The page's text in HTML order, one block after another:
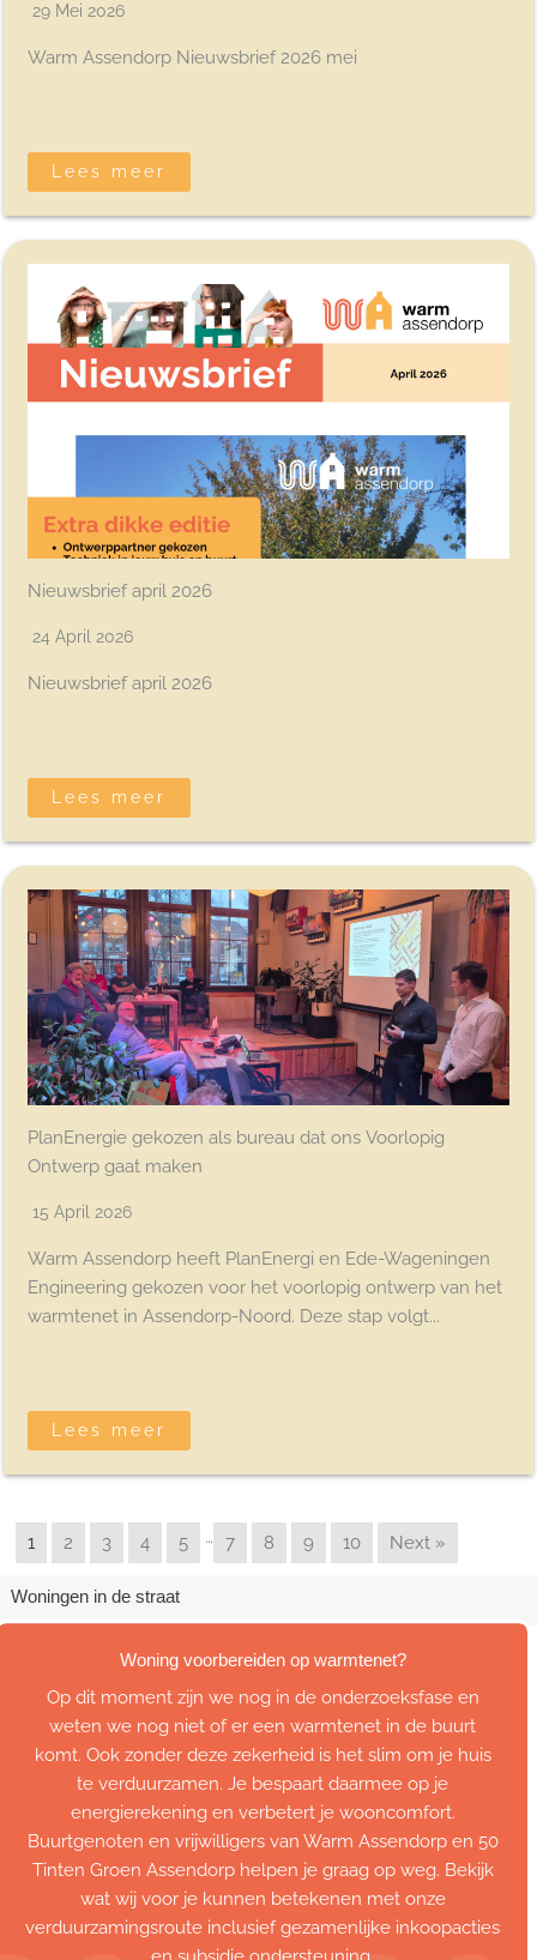
29 Mei 2026
Warm Assendorp Nieuwsbrief 2026 mei
Lees meer
Nieuwsbrief april 2026
24 April 2026
Nieuwsbrief april 2026
Lees meer
PlanEnergie gekozen als bureau dat ons Voorlopig
Ontwerp gaat maken
15 April 2026
Warm Assendorp heeft PlanEnergi en Ede-Wageningen
Engineering gekozen voor het voorlopig ontwerp van het
warmtenet in Assendorp-Noord. Deze stap volgt...
Lees meer
1 2 3 4 5 … 7 8 9 10 Next »
Woningen in de straat
Woning voorbereiden op warmtenet?
Op dit moment zijn we nog in de onderzoeksfase en
weten we nog niet of er een warmtenet in de buurt
komt. Ook zonder deze zekerheid is het slim om je huis
te verduurzamen. Je bespaart daarmee op je
energierekening en verbetert je wooncomfort.
Buurtgenoten en vrijwilligers van Warm Assendorp en 50
Tinten Groen Assendorp helpen je graag op weg. Bekijk
wat wij voor je kunnen betekenen met onze
verduurzamingsroute inclusief gezamenlijke inkoopacties